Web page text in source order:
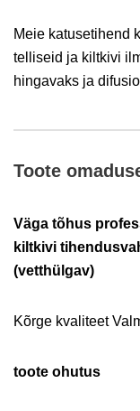
Meie katusetihend
telliseid ja kiltkivi
hingavaks ja
Toote
Väga tõhus
kiltkivi
(vetthülgav)
Kõrge kvaliteet
toote ohutus